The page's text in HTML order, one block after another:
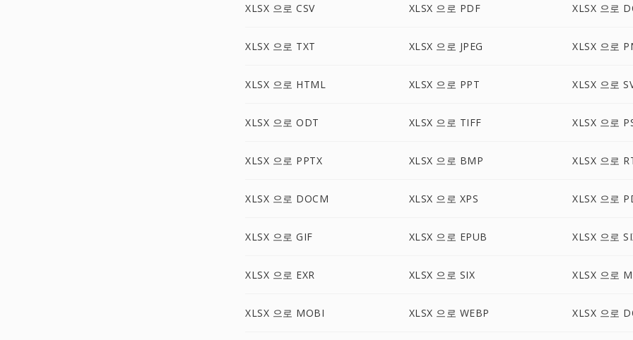
XLSX 으로 CSV XLSX 으로 PDF XLSX 으로
XLSX 으로 TXT XLSX 으로 JPEG XLSX 으로
XLSX 으로 HTML XLSX 으로 PPT XLSX 으로
XLSX 으로 ODT XLSX 으로 TIFF XLSX 으로
XLSX 으로 PPTX XLSX 으로 BMP XLSX 으로
XLSX 으로 DOCM XLSX 으로 XPS XLSX 으로
XLSX 으로 GIF XLSX 으로 EPUB XLSX 으로
XLSX 으로 EXR XLSX 으로 SIX XLSX 으로
XLSX 으로 MOBI XLSX 으로 WEBP XLSX 으로